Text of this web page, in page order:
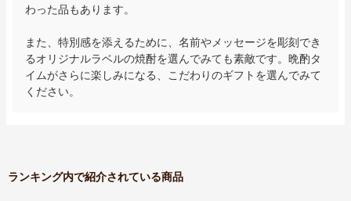
わった品もあります。
また、特別感を添えるために、名前やメッセージを彫刻でき
るオリジナルラベルの焼酎を選んでみても素敵です。晩酌タ
イムがさらに楽しみになる、こだわりのギフトを選んでみて
ください。
ランキング内で紹介されている商品